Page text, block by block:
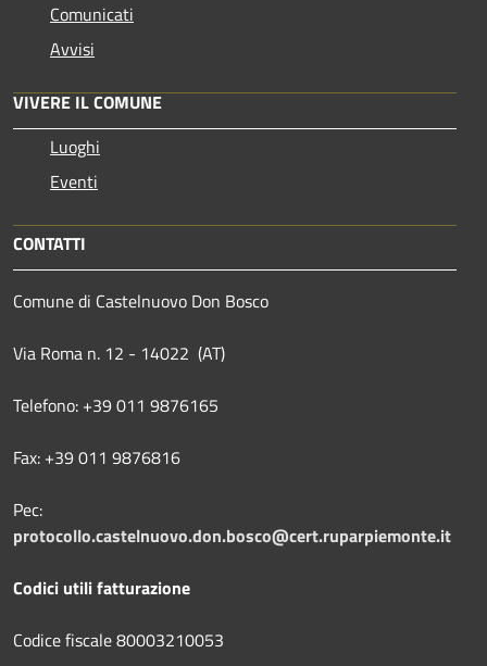
Comunicati
Avvisi
VIVERE IL COMUNE
Luoghi
Eventi
CONTATTI
Comune di Castelnuovo Don Bosco
Via Roma n. 12 - 14022 (AT)
Telefono: +39 011 9876165
Fax: +39 011 9876816
Pec:
protocollo.castelnuovo.don.bosco@cert.ruparpiemonte.it
Codici utili fatturazione
Codice fiscale 80003210053